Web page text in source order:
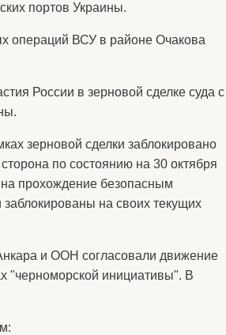
портов Украины.
операций ВСУ в районе Очакова
России в зерновой сделке суда с
зерновой сделки заблокировано
по состоянию на 30 октября
прохождение безопасным
на своих текущих
и ООН согласовали движение
"черноморской инициативы". В